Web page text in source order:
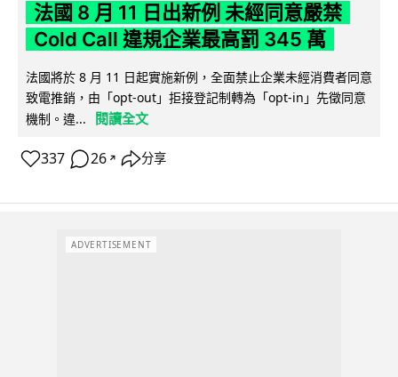
法國 8 月 11 日出新例 未經同意嚴禁
Cold Call 違規企業最高罰 345 萬
法國將於 8 月 11 日起實施新例，全面禁止企業未經消費者同意
致電推銷，由「opt-out」拒接登記制轉為「opt-in」先徵同意
機制。違...
閱讀全文
337 26 ↗ 分享
ADVERTISEMENT